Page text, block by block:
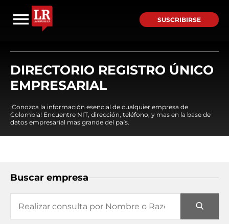
SUSCRIBIRSE
DIRECTORIO REGISTRO ÚNICO
EMPRESARIAL
¡Conozca la información esencial de cualquier empresa de
Colombia! Encuentre NIT, dirección, teléfono, y mas en la base de
datos empresarial mas grande del país.
Buscar empresa